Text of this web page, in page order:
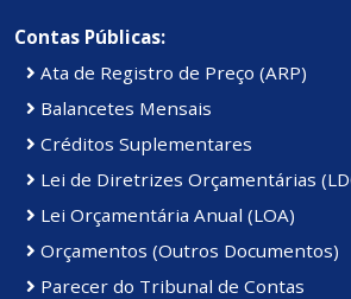
Contas Públicas:
Ata de Registro de Preço (ARP)
Balancetes Mensais
Créditos Suplementares
Lei de Diretrizes Orçamentárias
Lei Orçamentária Anual (LOA)
Orçamentos (Outros Documentos)
Parecer do Tribunal de Contas